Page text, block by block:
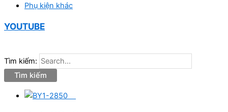
Phụ kiện khác
YOUTUBE
Tìm kiếm: